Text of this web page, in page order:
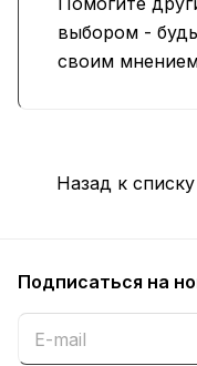
выбором -
своим
Назад к списку
Подписаться на